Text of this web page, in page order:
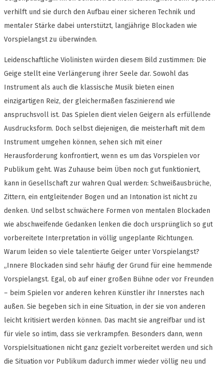
verhilft und sie durch den Aufbau einer sicheren Technik und
mentaler Stärke dabei unterstützt, langjährige Blockaden wie
Vorspielangst zu überwinden.
Leidenschaftliche Violinisten würden diesem Bild zustimmen: Die
Geige stellt eine Verlängerung ihrer Seele dar. Sowohl das
Instrument als auch die klassische Musik bieten einen
einzigartigen Reiz, der gleichermaßen faszinierend wie
anspruchsvoll ist. Das Spielen dient vielen Geigern als erfüllende
Ausdrucksform. Doch selbst diejenigen, die meisterhaft mit dem
Instrument umgehen können, sehen sich mit einer
Herausforderung konfrontiert, wenn es um das Vorspielen vor
Publikum geht. Was Zuhause beim Üben noch gut funktioniert,
kann in Gesellschaft zur wahren Qual werden: Schweißausbrüche,
Zittern, ein entgleitender Bogen und an Intonation ist nicht zu
denken. Und selbst schwächere Formen von mentalen Blockaden
wie abschweifende Gedanken lenken die doch ursprünglich so gut
vorbereitete Interpretation in völlig ungeplante Richtungen.
Warum leiden so viele talentierte Geiger unter Vorspielangst?
„Innere Blockaden sind sehr häufig der Grund für eine hemmende
Vorspielangst. Egal, ob auf einer großen Bühne oder vor Freunden
– beim Spielen vor anderen kehren Künstler ihr Innerstes nach
außen. Sie begeben sich in eine Situation, in der sie von anderen
leicht kritisiert werden können. Das macht sie angreifbar und ist
für viele so intim, dass sie verkrampfen. Besonders dann, wenn
Vorspielsituationen nicht ganz gezielt vorbereitet werden und sich
die Situation vor Publikum dadurch immer wieder völlig neu und